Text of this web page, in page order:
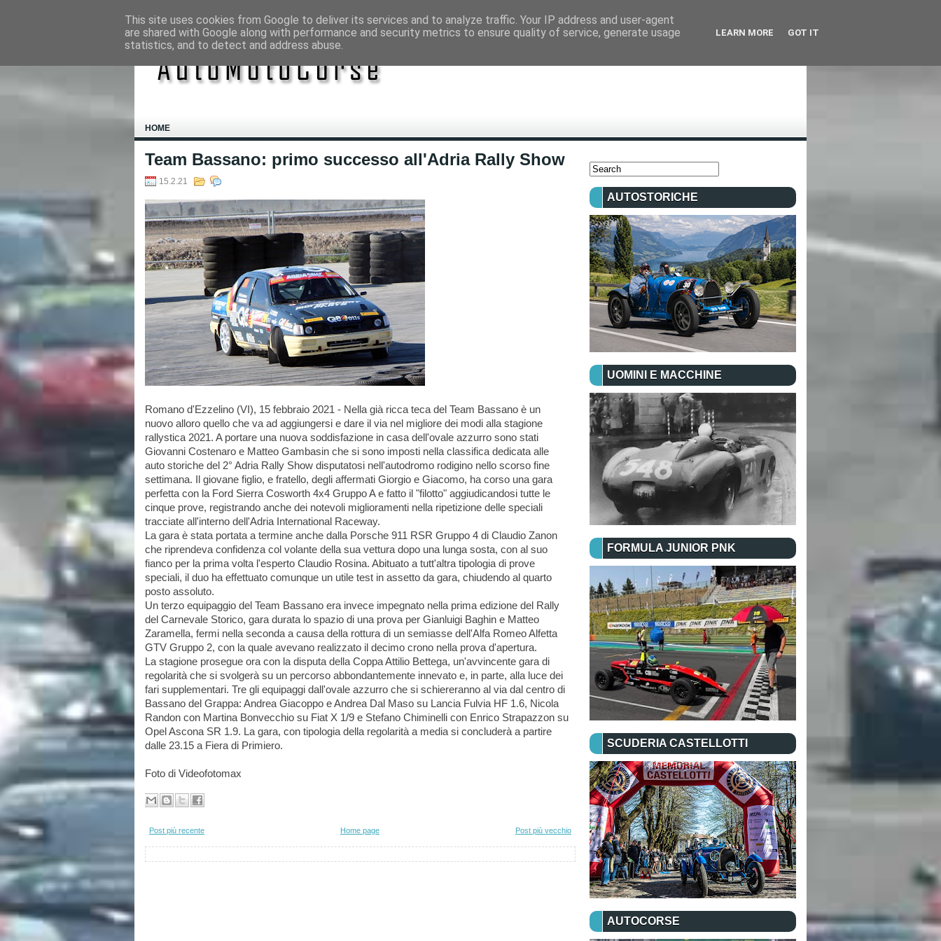
HOME
Team Bassano: primo successo all'Adria Rally Show
15.2.21
Romano d'Ezzelino (VI), 15 febbraio 2021 - Nella già ricca teca del Team Bassano è un
nuovo alloro quello che va ad aggiungersi e dare il via nel migliore dei modi alla stagione
rallystica 2021. A portare una nuova soddisfazione in casa dell'ovale azzurro sono stati
Giovanni Costenaro e Matteo Gambasin che si sono imposti nella classifica dedicata alle
auto storiche del 2° Adria Rally Show disputatosi nell'autodromo rodigino nello scorso fine
settimana. Il giovane figlio, e fratello, degli affermati Giorgio e Giacomo, ha corso una gara
perfetta con la Ford Sierra Cosworth 4x4 Gruppo A e fatto il "filotto" aggiudicandosi tutte le
cinque prove, registrando anche dei notevoli miglioramenti nella ripetizione delle speciali
tracciate all'interno dell'Adria International Raceway.
La gara è stata portata a termine anche dalla Porsche 911 RSR Gruppo 4 di Claudio Zanon
che riprendeva confidenza col volante della sua vettura dopo una lunga sosta, con al suo
fianco per la prima volta l'esperto Claudio Rosina. Abituato a tutt'altra tipologia di prove
speciali, il duo ha effettuato comunque un utile test in assetto da gara, chiudendo al quarto
posto assoluto.
Un terzo equipaggio del Team Bassano era invece impegnato nella prima edizione del Rally
del Carnevale Storico, gara durata lo spazio di una prova per Gianluigi Baghin e Matteo
Zaramella, fermi nella seconda a causa della rottura di un semiasse dell'Alfa Romeo Alfetta
GTV Gruppo 2, con la quale avevano realizzato il decimo crono nella prova d'apertura.
La stagione prosegue ora con la disputa della Coppa Attilio Bettega, un'avvincente gara di
regolarità che si svolgerà su un percorso abbondantemente innevato e, in parte, alla luce dei
fari supplementari. Tre gli equipaggi dall'ovale azzurro che si schiereranno al via dal centro di
Bassano del Grappa: Andrea Giacoppo e Andrea Dal Maso su Lancia Fulvia HF 1.6, Nicola
Randon con Martina Bonvecchio su Fiat X 1/9 e Stefano Chiminelli con Enrico Strapazzon su
Opel Ascona SR 1.9. La gara, con tipologia della regolarità a media si concluderà a partire
dalle 23.15 a Fiera di Primiero.
Foto di Videofotomax
Post più recente Post più vecchio
Home page
AUTOSTORICHE
UOMINI E MACCHINE
FORMULA JUNIOR PNK
SCUDERIA CASTELLOTTI
AUTOCORSE
This site uses cookies from Google to deliver its services and to analyze traffic. Your IP address and user-agent
are shared with Google along with performance and security metrics to ensure quality of service, generate usage
statistics, and to detect and address abuse.
LEARN MORE GOT IT